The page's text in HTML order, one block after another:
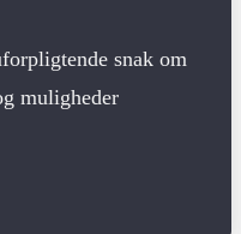
snak om
muligheder